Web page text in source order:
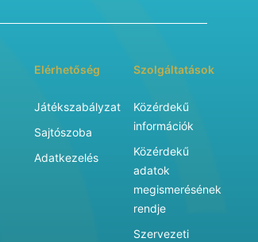
Elérhetőség
Játékszabályzat
Sajtószoba
Adatkezelés
Szolgáltatások
Közérdekű
információk
Közérdekű
adatok
megismerésének
rendje
Szervezeti